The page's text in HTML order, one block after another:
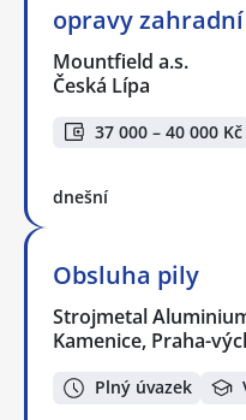
opravy
Mountfield a.s.
Česká Lípa
37 000 – 40 000 Kč
dnešní
Obsluha pily
Strojmetal
Kamenice, Praha-
Plný úvazek